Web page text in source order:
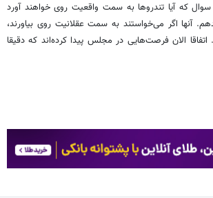
که آیا تندروها به سمت واقعیت روی خواهند آورد
آنها اگر می‌خواستند به سمت عقلانیت روی بیاورند،
الان فرصت‌هایی در مجلس پیدا کرده‌اند که دقیقا